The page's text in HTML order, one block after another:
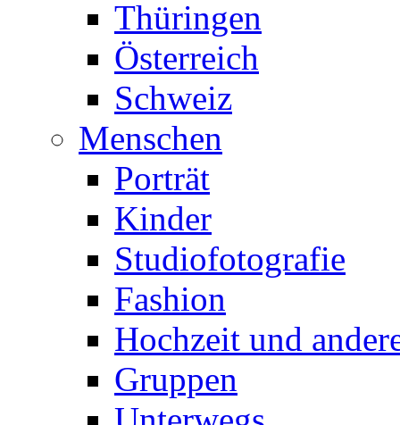
Thüringen
Österreich
Schweiz
Menschen
Porträt
Kinder
Studiofotografie
Fashion
Hochzeit und
Gruppen